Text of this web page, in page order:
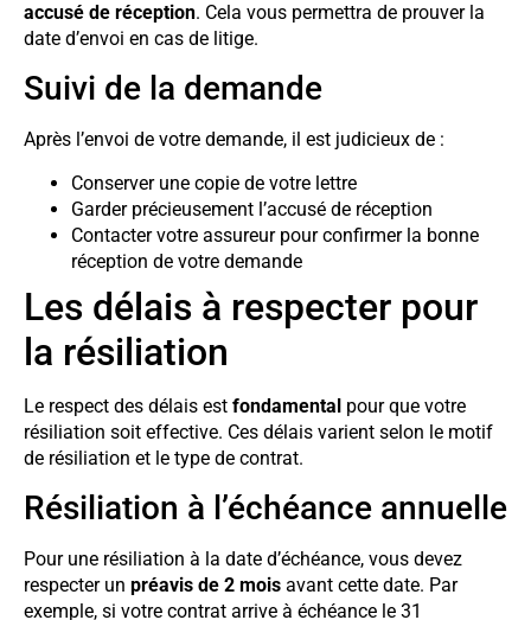
accusé de réception. Cela vous permettra de prouver la
date d’envoi en cas de litige.
Suivi de la demande
Après l’envoi de votre demande, il est judicieux de :
Conserver une copie de votre lettre
Garder précieusement l’accusé de réception
Contacter votre assureur pour confirmer la bonne
réception de votre demande
Les délais à respecter pour
la résiliation
Le respect des délais est fondamental pour que votre
résiliation soit effective. Ces délais varient selon le motif
de résiliation et le type de contrat.
Résiliation à l’échéance annuelle
Pour une résiliation à la date d’échéance, vous devez
respecter un préavis de 2 mois avant cette date. Par
exemple, si votre contrat arrive à échéance le 31